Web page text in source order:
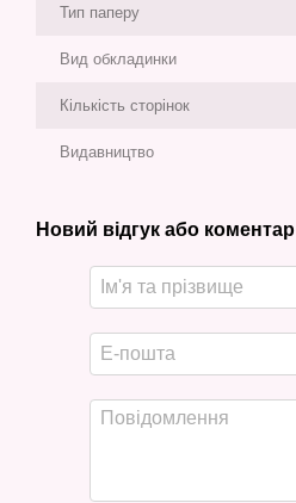
Тип паперу
Вид обкладинки
Кількість сторінок
Видавництво
Новий відгук або коментар